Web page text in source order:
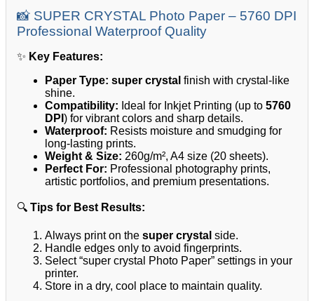
📸 SUPER CRYSTAL Photo Paper – 5760 DPI
Professional Waterproof Quality
✨ Key Features:
Paper Type: super crystal finish with crystal-like
shine.
Compatibility: Ideal for Inkjet Printing (up to 5760
DPI ) for vibrant colors and sharp details.
Waterproof: Resists moisture and smudging for
long-lasting prints.
Weight & Size: 260g/m², A4 size (20 sheets).
Perfect For: Professional photography prints,
artistic portfolios, and premium presentations.
🔍 Tips for Best Results:
Always print on the super crystal side.
Handle edges only to avoid fingerprints.
Select “super crystal Photo Paper” settings in your
printer.
Store in a dry, cool place to maintain quality.